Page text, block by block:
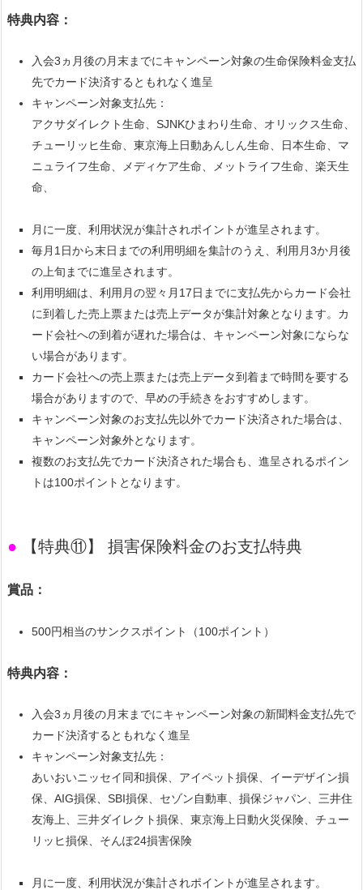
特典内容：
入会3ヵ月後の月末までにキャンペーン対象の生命保険料金支払
先でカード決済するともれなく進呈
キャンペーン対象支払先：
アクサダイレクト生命、SJNKひまわり生命、オリックス生命、
チューリッヒ生命、東京海上日動あんしん生命、日本生命、マ
ニュライフ生命、メディケア生命、メットライフ生命、楽天生
命、
月に一度、利用状況が集計されポイントが進呈されます。
毎月1日から末日までの利用明細を集計のうえ、利用月3か月後
の上旬までに進呈されます。
利用明細は、利用月の翌々月17日までに支払先からカード会社
に到着した売上票または売上データが集計対象となります。カ
ード会社への到着が遅れた場合は、キャンペーン対象にならな
い場合があります。
カード会社への売上票または売上データ到着まで時間を要する
場合がありますので、早めの手続きをおすすめします。
キャンペーン対象のお支払先以外でカード決済された場合は、
キャンペーン対象外となります。
複数のお支払先でカード決済された場合も、進呈されるポイン
トは100ポイントとなります。
● 【特典⑪】 損害保険料金のお支払特典
賞品：
500円相当のサンクスポイント（100ポイント）
特典内容：
入会3ヵ月後の月末までにキャンペーン対象の新聞料金支払先で
カード決済するともれなく進呈
キャンペーン対象支払先：
あいおいニッセイ同和損保、アイペット損保、イーデザイン損
保、AIG損保、SBI損保、セゾン自動車、損保ジャパン、三井住
友海上、三井ダイレクト損保、東京海上日動火災保険、チュー
リッヒ損保、そんぽ24損害保険
月に一度、利用状況が集計されポイントが進呈されます。